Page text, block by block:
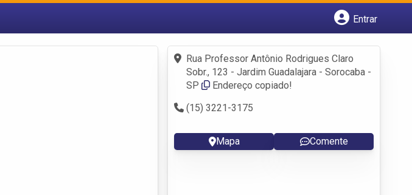
Entrar
Fazer login
Criar conta
Rua Professor Antônio Rodrigues Claro
Sobr., 123 - Jardim Guadalajara - Sorocaba -
SP
Endereço copiado!
(15) 3221-3175
Mapa Comente